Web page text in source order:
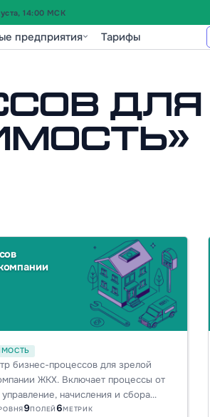
14:00 МСК
предприятия Тарифы
для
бизнес-процессов для зрелой
ЖКХ. Включает процессы от
начисления и сбора
диспетчерского
9ПОЛЕЙ6МЕТРИК